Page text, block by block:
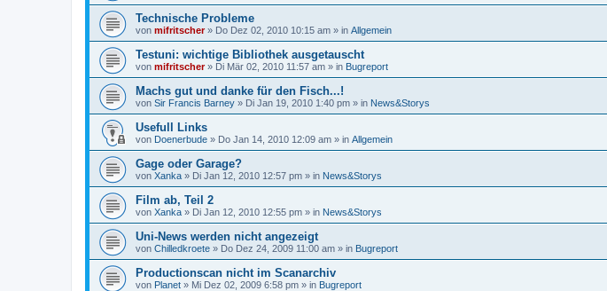
Technische Probleme
von mifritscher» Do Dez 02, 2010 10:15 am » in Allgemein
Testuni: wichtige Bibliothek ausgetauscht
von mifritscher» Di Mär 02, 2010 11:57 am » in Bugreport
Machs gut und danke für den Fisch...!
von Sir Francis Barney » Di Jan 19, 2010 1:40 pm » in News&Storys
Usefull Links
von Doenerbude » Do Jan 14, 2010 12:09 am » in Allgemein
Gage oder Garage?
von Xanka » Di Jan 12, 2010 12:57 pm » in News&Storys
Film ab, Teil 2
von Xanka » Di Jan 12, 2010 12:55 pm » in News&Storys
Uni-News werden nicht angezeigt
von Chilledkroete » Do Dez 24, 2009 11:00 am » in Bugreport
Productionscan nicht im Scanarchiv
von Planet » Mi Dez 02, 2009 6:58 pm » in Bugreport